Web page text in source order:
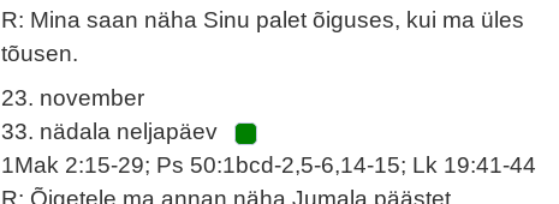
R: Mina saan näha Sinu palet õiguses, kui ma üles
tõusen.
23. november
33. nädala neljapäev
1Mak 2:15-29; Ps 50:1bcd-2,5-6,14-15; Lk 19:41-44